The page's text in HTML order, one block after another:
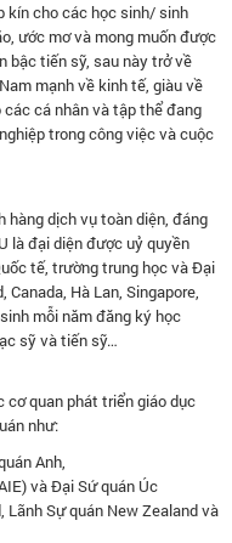
kín cho các học sinh/ sinh
ước mơ và mong muốn được
bậc tiến sỹ, sau này trở về
mạnh về kinh tế, giàu về
cá nhân và tập thể đang
trong công việc và cuộc
hàng dịch vụ toàn diện, đáng
là đại diện được uỷ quyền
tế, trường trung học và Đại
Hà Lan, Singapore,
mỗi năm đăng ký học
sỹ và tiến sỹ…
cơ quan phát triển giáo dục
như:
Anh,
và Đại Sứ quán Úc
Lãnh Sự quán New Zealand và